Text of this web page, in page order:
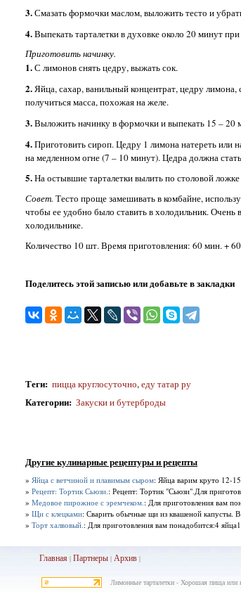
3.Смазать формочки маслом, выложить тесто и
4.Выпекать тарталетки в духовке около 20 минут
Приготовить начинку.
1.С лимонов снять цедру, выжать сок.
2.Яйца, сахар, ванильный концентрат, цедру
получиться масса, похожая на желе.
3.Выложить начинку в формочки и выпекать 15 – 20
4.Приготовить сироп. Цедру 1 лимона натереть или
на медленном огне (7 – 10 минут). Цедра должна
5.На остывшие тарталетки вылить по столовой
Совет. Тесто проще замешивать в комбайне,
чтобы ее удобно было ставить в холодильник.
холодильнике.
Количество 10 шт. Время приготовления: 60 мин. +
Поделитесь этой записью или добавьте в закладки
Теги: пицца круглосуточно,еду татар ру
Категории: Закуски и бутерброды
Другие кулинарные рецептуры и рецепты
» Яйца с ветчиной и плавимым сыром: Яйца варим круто 12-
» Рецепт: Тортик Сьюзи.: Рецепт: Тортик "Сьюзи".Для
» Медовое пирожное с эремчеком.: Для приготовления вам
» Щи с клецками: Сварить обычные щи из квашеной капусты.
» Торт халвовый.: Для приготовления вам понадобится:4
Главная| Партнеры| Архив|
Лимонные тарталетки - Хорошая пища или